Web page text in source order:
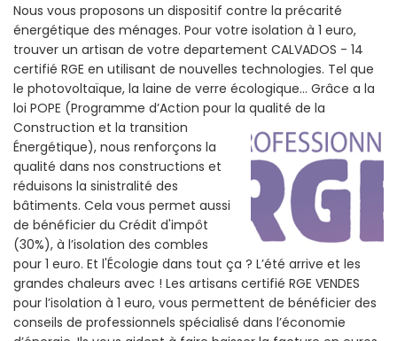
Nous vous proposons un dispositif contre la précarité
énergétique des ménages. Pour votre isolation à 1 euro,
trouver un artisan de votre departement CALVADOS - 14
certifié RGE en utilisant de nouvelles technologies. Tel que
le photovoltaïque, la laine de verre écologique... Grâce a la
loi POPE (Programme d’Action pour la qualité de la
Construction et la transition
Énergétique), nous renforçons la
qualité dans nos constructions et
réduisons la sinistralité des
bâtiments. Cela vous permet aussi
de bénéficier du Crédit d'impôt
(30%), à l’isolation des combles
pour 1 euro. Et l'Écologie dans tout ça ? L’été arrive et les
grandes chaleurs avec ! Les artisans certifié RGE VENDES
pour l’isolation à 1 euro, vous permettent de bénéficier des
conseils de professionnels spécialisé dans l’économie